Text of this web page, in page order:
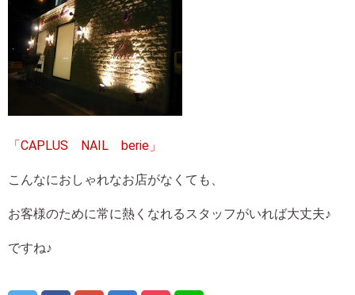
「CAPLUS NAIL berie」
こんなにおしゃれなお店がなくても、
お客様のために常に熱くなれるスタッフがいれば大丈夫♪
ですね♪